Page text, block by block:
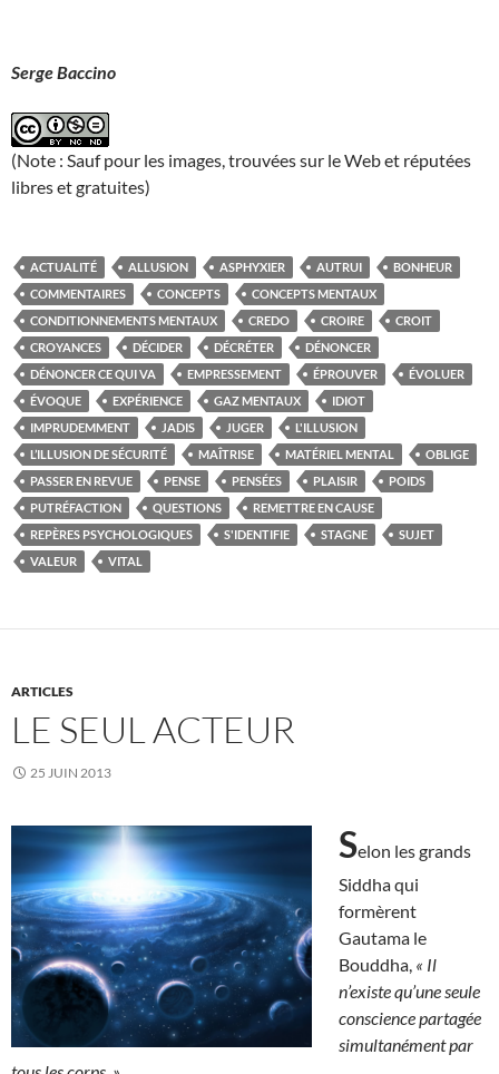
Serge Baccino
(Note : Sauf pour les images, trouvées sur le Web et réputées
libres et gratuites)
ACTUALITÉ ALLUSION ASPHYXIER AUTRUI
BONHEUR
COMMENTAIRES
CONCEPTS
CONCEPTS MENTAUX
CONDITIONNEMENTS MENTAUX
CREDO CROIRE
CROIT
CROYANCES
DÉCIDER DÉCRÉTER
DÉNONCER
DÉNONCER CE QUI VA
EMPRESSEMENT ÉPROUVER
ÉVOLUER
ÉVOQUE
EXPÉRIENCE GAZ MENTAUX
IDIOT
IMPRUDEMMENT
JADIS JUGER
L'ILLUSION
L’ILLUSION DE SÉCURITÉ
MAÎTRISE MATÉRIEL MENTAL
OBLIGE
PASSER EN REVUE
PENSE PENSÉES PLAISIR
POIDS
PUTRÉFACTION
QUESTIONS
REMETTRE EN CAUSE
REPÈRES PSYCHOLOGIQUES
S'IDENTIFIE STAGNE
SUJET
VALEUR
VITAL
ARTICLES
LE SEUL ACTEUR
25 JUIN 2013
Selon les grands
Siddha qui
formèrent
Gautama le
Bouddha, « Il
n’existe qu’une seule
conscience partagée
simultanément par